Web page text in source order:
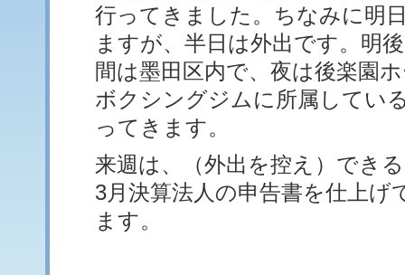
行ってきました。ちなみに明
ますが、半日は外出です。明
間は墨田区内で、夜は後楽園
ボクシングジムに所属してい
ってきます。
来週は、（外出を控え）でき
3月決算法人の申告書を仕上げ
ます。